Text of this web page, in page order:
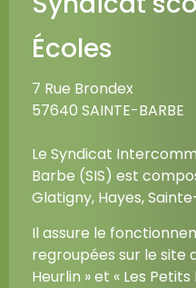
Écoles
7 Rue Brondex
57640 SAINTE-BARBE
Le Syndicat
Barbe (SIS) est
Glatigny, Hayes,
Il assure le
regroupées sur le site
Heurlin » et « Les Petits